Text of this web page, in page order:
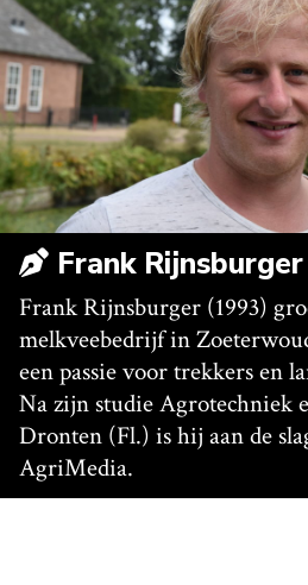
Frank Rijnsburger
Frank Rijnsburger (1993)
melkveebedrijf in
een passie voor trekkers en
Na zijn studie Agrotechniek
Dronten (Fl.) is hij aan de
AgriMedia.